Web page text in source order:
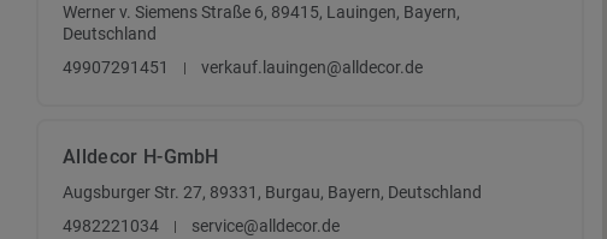
Werner v. Siemens Straße 6, 89415, Lauingen, Bayern,
Deutschland
49907291451
verkauf.lauingen@alldecor.de
Alldecor H-GmbH
Augsburger Str. 27, 89331, Burgau, Bayern, Deutschland
4982221034
service@alldecor.de